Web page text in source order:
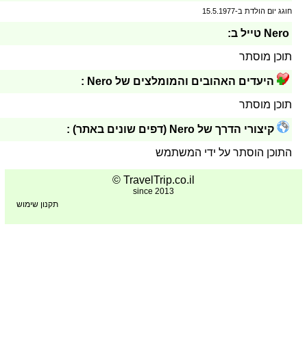
חוגג יום הולדת ב-15.5.1977
Nero טייל ב:
תוכן מוסתר
היעדים האהובים והמומלצים של Nero :
תוכן מוסתר
קיצורי הדרך של Nero (דפים שונים באתר) :
התוכן הוסתר על ידי המשתמש
TravelTrip.co.il ©
since 2013
תקנון שימוש